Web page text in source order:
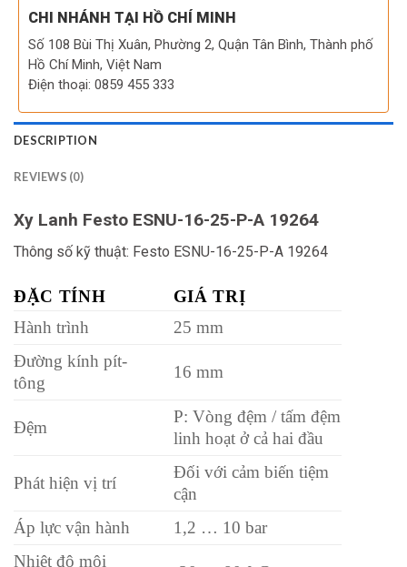
CHI NHÁNH TẠI HỒ CHÍ MINH
Số 108 Bùi Thị Xuân, Phường 2, Quận Tân Bình, Thành phố
Hồ Chí Minh, Việt Nam
Điện thoại: 0859 455 333
DESCRIPTION
REVIEWS (0)
Xy Lanh Festo ESNU-16-25-P-A 19264
Thông số kỹ thuật: Festo ESNU-16-25-P-A 19264
ĐẶC TÍNH
GIÁ TRỊ
Hành trình
25 mm
Đường kính pít-
tông
16 mm
Đệm
P: Vòng đệm / tấm đệm
linh hoạt ở cả hai đầu
Phát hiện vị trí
Đối với cảm biến tiệm
cận
Áp lực vận hành
1,2 … 10 bar
Nhiệt độ môi